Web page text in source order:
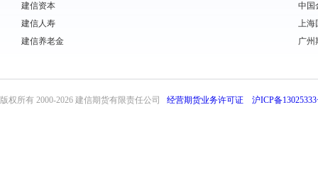
建信资本
建信人寿
建信养老金
中国
上海
广州
版权所有 2000-2026 建信期货有限责任公司 经营期货业务许可证 沪ICP备